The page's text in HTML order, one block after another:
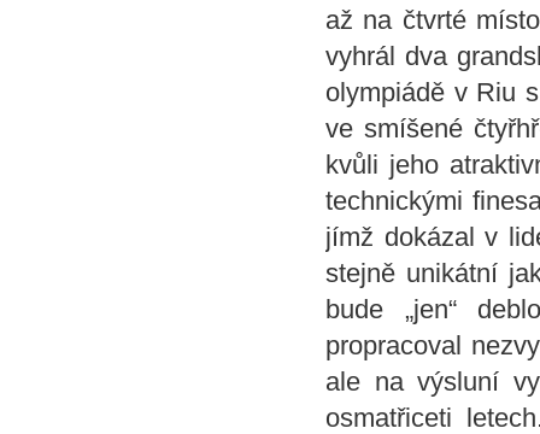
až na čtvrté
vyhrál dva
olympiádě v Riu
ve smíšené
kvůli jeho
technickými
jímž dokázal v
stejně unikátní
bude „jen“
propracoval
ale na výsluní
osmatřiceti